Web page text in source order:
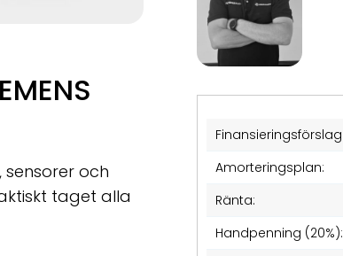
Finansieringsförslag
Amorteringsplan:
Ränta:
Handpenning (20%):
och
taget alla